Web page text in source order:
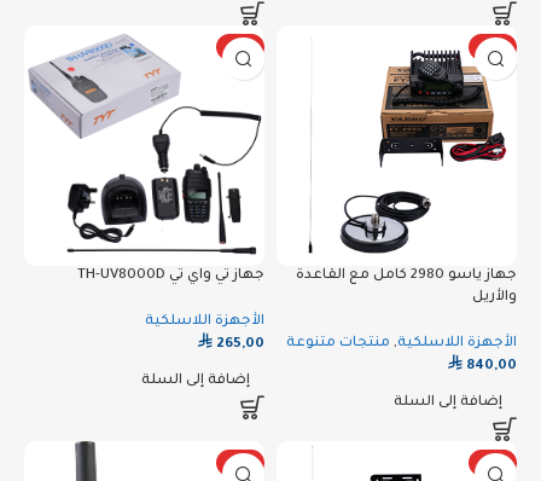
جهاز ياسو 2980 كامل مع القاعدة
والأريل
الأجهزة اللاسلكية, منتجات متنوعة
⃁ 840,00
إضافة إلى السلة
جهاز تي واي تي TH-UV8000D
الأجهزة اللاسلكية
⃁ 265,00
إضافة إلى السلة